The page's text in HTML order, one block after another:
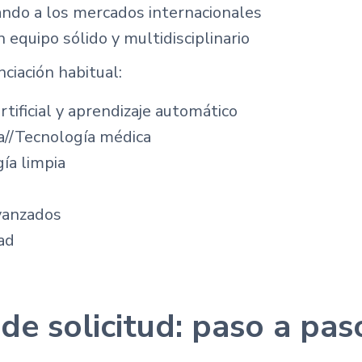
a los mercados internacionales
equipo sólido y multidisciplinario
habitual:
y aprendizaje automático
Tecnología médica
limpia
solicitud: paso a